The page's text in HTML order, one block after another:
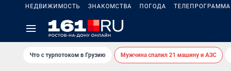
НЕДВИЖИМОСТЬ ЗНАКОМСТВА ПОГОДА ТЕЛЕПРОГРАММА
Что с турпотоком в Грузию Мужчина спалил 21 машину и АЗС